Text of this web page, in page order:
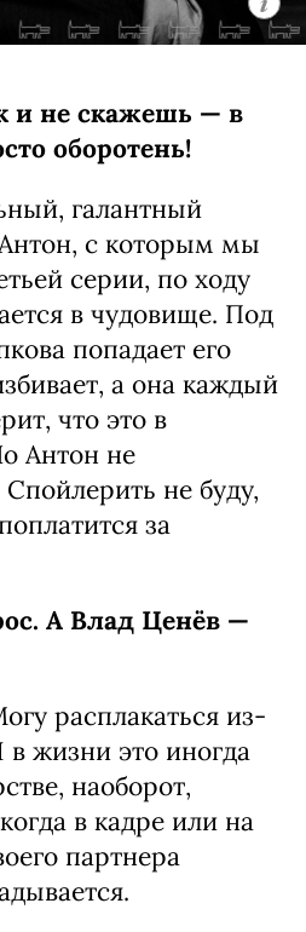
и не скажешь — в
оборотень!
галантный
с которым мы
серии, по ходу
в чудовище. Под
попадает его
а она каждый
что это в
Антон не
Спойлерить не буду,
за
А Влад Ценёв —
расплакаться из-
в жизни это иногда
наоборот,
в кадре или на
партнера